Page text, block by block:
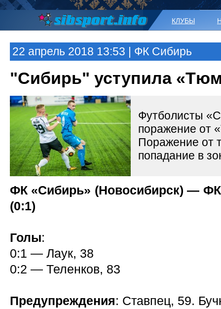
КЛУБЫ
22 апрель 2018 13:53 | ФК Сибирь
​"Сибирь" уступила
Футболисты
поражение от
Поражение от
попадание в
ФК «Сибирь» (Новосибирск) —
(0:1)
Голы:
0:1 — Лаук, 38
0:2 — Теленков, 83
Предупреждения: Ставпец, 59.